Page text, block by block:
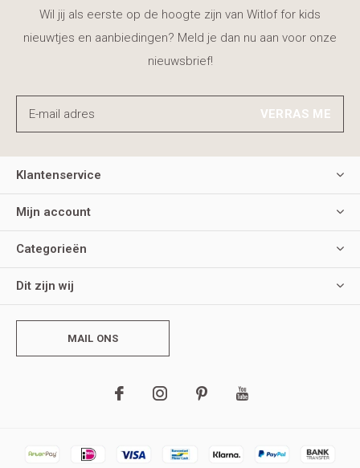
Wil jij als eerste op de hoogte zijn van Witlof for kids
nieuwtjes en aanbiedingen? Meld je dan nu aan voor onze
nieuwsbrief!
VERRAS ME
Klantenservice
Mijn account
Categorieën
Dit zijn wij
MAIL ONS